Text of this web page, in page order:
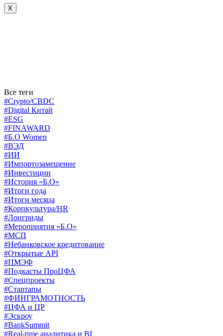
X
Все теги
#Crypto/CBDC
#Digital Китай
#ESG
#FINAWARD
#Б.О Women
#ВЭД
#ИИ
#Импортозамещение
#Инвестиции
#История «Б.О»
#Итоги года
#Итоги месяца
#Корпкультура/HR
#Лонгриды
#Мероприятия «Б.О»
#МСП
#Небанковское кредитование
#Открытые API
#ПМЭФ
#Подкасты ПроЦФА
#Спецпроекты
#Стартапы
#ФИНГРАМОТНОСТЬ
#ЦФА и ЦР
#Эскроу
#BankSummit
#Real-time аналитика и BI